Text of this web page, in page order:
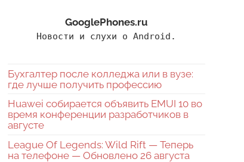
GooglePhones.ru
Новости и слухи о Android.
Бухгалтер после колледжа или в вузе:
где лучше получить профессию
Huawei собирается объявить EMUI 10 во
время конференции разработчиков в
августе
League Of Legends: Wild Rift — Теперь
на телефоне — Обновлено 26 августа